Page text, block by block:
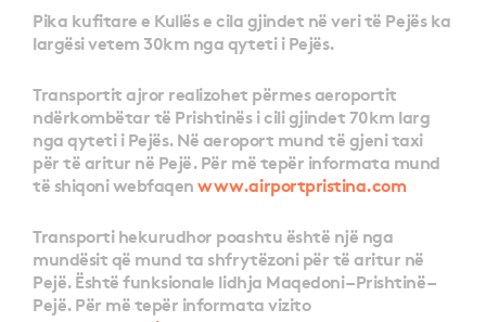
Pika kufitare e Kullës e cila gjindet në veri të Pejës ka
largësi vetem 30km nga qyteti i Pejës.
Transportit ajror realizohet përmes aeroportit
ndërkombëtar të Prishtinës i cili gjindet 70km larg
nga qyteti i Pejës. Në aeroport mund të gjeni taxi
për të aritur në Pejë. Për më tepër informata mund
të shiqoni webfaqenwww.airportpristina.com
Transporti hekurudhor poashtu është një nga
mundësit që mund ta shfrytëzoni për të aritur në
Pejë. Është funksionale lidhja Maqedoni – Prishtinë –
Pejë. Për më tepër informata vizito